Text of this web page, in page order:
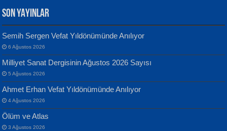
MUSTAFA KELOĞLU
Yarına İz Bırakmak...
Yılmaz Ekinci
Geceye Söylenen...
SON YAYINLAR
Semih Sergen Vefat Yıldönümünde Anılıyor
6 Ağustos 2026
Milliyet Sanat Dergisinin Ağustos 2026 Sayısı
5 Ağustos 2026
Ahmet Erhan Vefat Yıldönümünde Anılıyor
4 Ağustos 2026
Ölüm ve Atlas
3 Ağustos 2026